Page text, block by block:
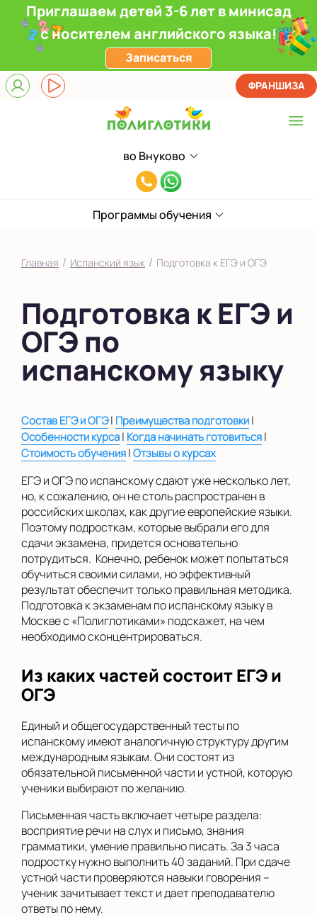
Приглашаем детей 3-6 лет в минисад
с носителем английского языка!
Записаться
во Внуково
Выберите центр
Верхние Лихоборы
ЖК Прокшино
Якиманка
в Южном Бутово
во Внуково
на Беломорской
на Домодедовской
на Коломенской
в Московской
области
Показать на карте
Выбрать другой город
8(991)949-
55
ФРАНШИЗА
Программы обучения
Главная / Испанский язык / Подготовка к ЕГЭ и ОГЭ
Подготовка к ЕГЭ и
ОГЭ по
испанскому языку
Состав ЕГЭ и ОГЭ| Преимущества подготовки|
Особенности курса| Когда начинать готовиться|
Стоимость обучения|Отзывы о курсах
ЕГЭ и ОГЭ по испанскому сдают уже несколько лет,
но, к сожалению, он не столь распространен в
российских школах, как другие европейские языки.
Поэтому подросткам, которые выбрали его для
сдачи экзамена, придется основательно
потрудиться. Конечно, ребенок может попытаться
обучиться своими силами, но эффективный
результат обеспечит только правильная методика.
Подготовка к экзаменам по испанскому языку в
Москве с «Полиглотиками» подскажет, на чем
необходимо сконцентрироваться.
Из каких частей состоит ЕГЭ и
ОГЭ
Единый и общегосударственный тесты по
испанскому имеют аналогичную структуру другим
международным языкам. Они состоят из
обязательной письменной части и устной, которую
ученики выбирают по желанию.
Письменная часть включает четыре раздела:
восприятие речи на слух и письмо, знания
грамматики, умение правильно писать. За 3 часа
подростку нужно выполнить 40 заданий. При сдаче
устной части проверяются навыки говорения –
ученик зачитывает текст и дает преподавателю
ответы по нему.